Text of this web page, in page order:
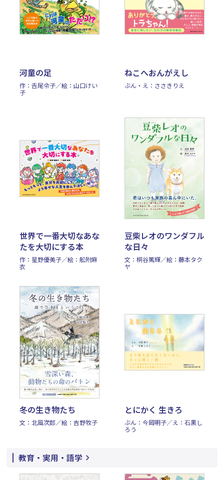
河童の足
作：𠮷尾令子／絵：山口けい
子
ねこへおんがえし
ぶん・え：ささきりえ
世界で一番大切なあな
たを大切にする本
作：星野優美子／絵：舩附麻
衣
豆柴レオのワンダフル
な日々
文：桐谷篤輝／絵：藤本タク
ヤ
冬の生き物たち
文：北風次郎／絵：吉野牧子
とにかく 生きろ
ぶん：今岡明子／え：石黒し
ろう
教育・実用・語学